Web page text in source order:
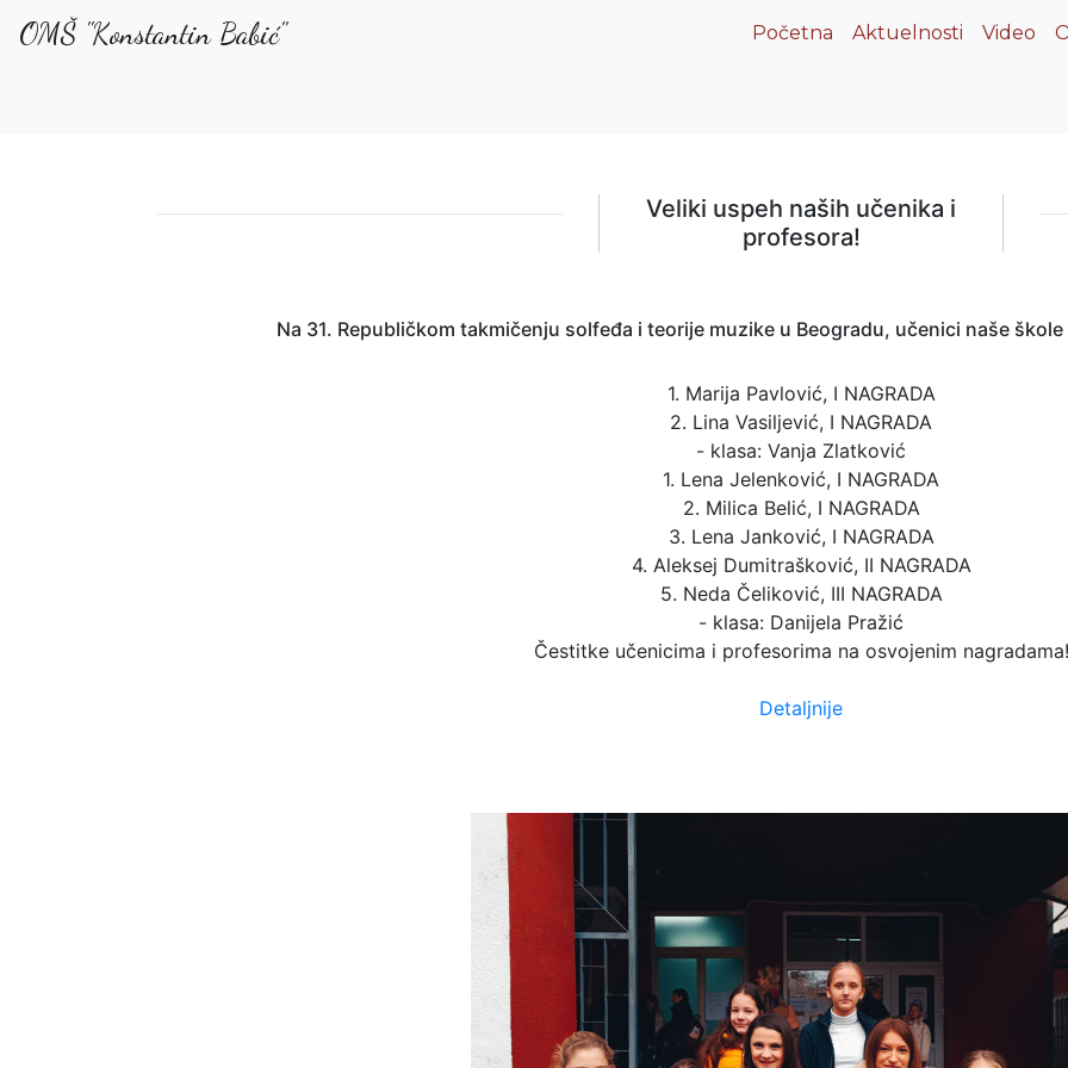
OMŠ "Konstantin Babić" Početna (current)
Aktuelnosti Video
Veliki uspeh naših učenika i
profesora!
Na 31. Republičkom takmičenju solfeđa i teorije muzike u Beogradu, učenici naše
1. Marija Pavlović, I NAGRADA
2. Lina Vasiljević, I NAGRADA
- klasa: Vanja Zlatković
1. Lena Jelenković, I NAGRADA
2. Milica Belić, I NAGRADA
3. Lena Janković, I NAGRADA
4. Aleksej Dumitrašković, II NAGRADA
5. Neda Čeliković, III NAGRADA
- klasa: Danijela Pražić
Čestitke učenicima i profesorima na osvojenim nagradama!
Detaljnije